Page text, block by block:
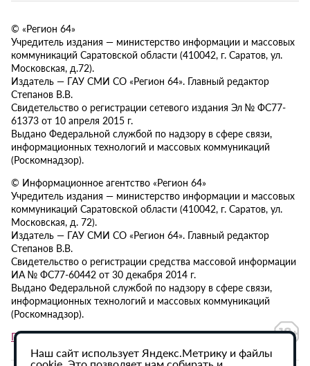
© «Регион 64»
Учредитель издания — министерство информации и массовых
коммуникаций Саратовской области (410042, г. Саратов, ул.
Московская, д.72).
Издатель — ГАУ СМИ СО «Регион 64». Главный редактор
Степанов В.В.
Свидетельство о регистрации сетевого издания Эл № ФС77-
61373 от 10 апреля 2015 г.
Выдано Федеральной службой по надзору в сфере связи,
информационных технологий и массовых коммуникаций
(Роскомнадзор).
© Информационное агентство «Регион 64»
Учредитель издания — министерство информации и массовых
коммуникаций Саратовской области (410042, г. Саратов, ул.
Московская, д. 72).
Издатель — ГАУ СМИ СО «Регион 64». Главный редактор
Степанов В.В.
Свидетельство о регистрации средства массовой информации
ИА № ФС77-60442 от 30 декабря 2014 г.
Выдано Федеральной службой по надзору в сфере связи,
информационных технологий и массовых коммуникаций
(Роскомнадзор).
Политика в отношении обработки персональных данных
Наш сайт использует Яндекс.Метрику и файлы